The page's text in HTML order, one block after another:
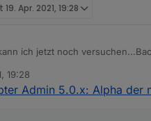
19. Apr. 2021, 19:28
ich jetzt noch
19:28
Admin 5.0.x: Alpha der